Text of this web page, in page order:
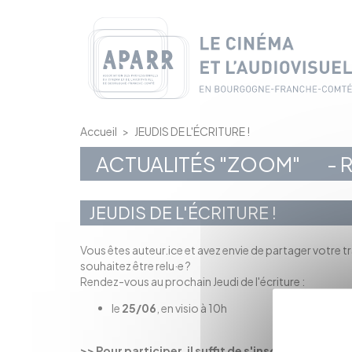
Accueil > JEUDIS DE L'ÉCRITURE !
ACTUALITÉS "ZOOM" -
JEUDIS DE L'ÉCRITURE !
Vous êtes auteur.ice et avez envie de partager votre
souhaitez être relu·e ?
Rendez-vous au prochain Jeudi de l'écriture :
le 25/06 , en visio à 10h